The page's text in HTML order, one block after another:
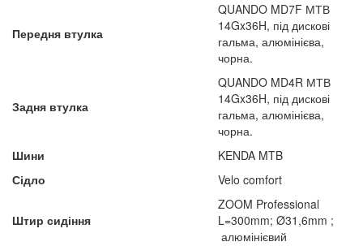
Передня втулка
QUANDO MD7F МТВ
14Gx36H, під дискові
гальма, алюмінієва,
чорна.
Задня втулка
QUANDO MD4R МТВ
14Gx36H, під дискові
гальма, алюмінієва,
чорна.
Шини
KENDA MTB
Сідло
Velo comfort
Штир сидіння
ZOOM Professional
L=300mm; Ø31,6mm ;
алюмінієвий